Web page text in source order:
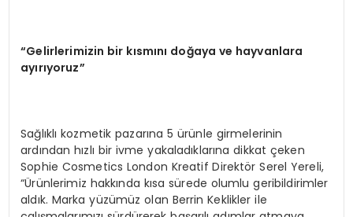
“Gelirlerimizin bir kısmını doğaya ve hayvanlara
ayırıyoruz”
Sağlıklı kozmetik pazarına 5 ürünle girmelerinin
ardından hızlı bir ivme yakaladıklarına dikkat çeken
Sophie Cosmetics London Kreatif Direktör Serel Yereli,
“Ürünlerimiz hakkında kısa sürede olumlu geribildirimler
aldık. Marka yüzümüz olan Berrin Keklikler ile